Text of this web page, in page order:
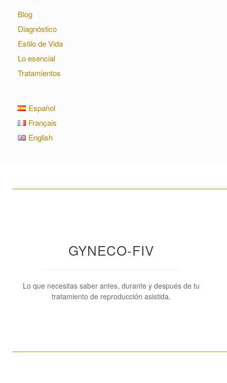
Blog
Diagnóstico
Estilo de Vida
Lo esencial
Tratamientos
Español
Français
English
GYNECO-FIV
Lo que necesitas saber antes, durante y después de tu
tratamiento de reproducción asistida.